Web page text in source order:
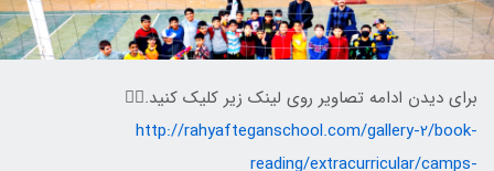
برای دیدن ادامه تصاویر روی لینک زیر کلیک کنید.👇🏻
http://rahyafteganschool.com/gallery-2/book-
reading/extracurricular/camps-